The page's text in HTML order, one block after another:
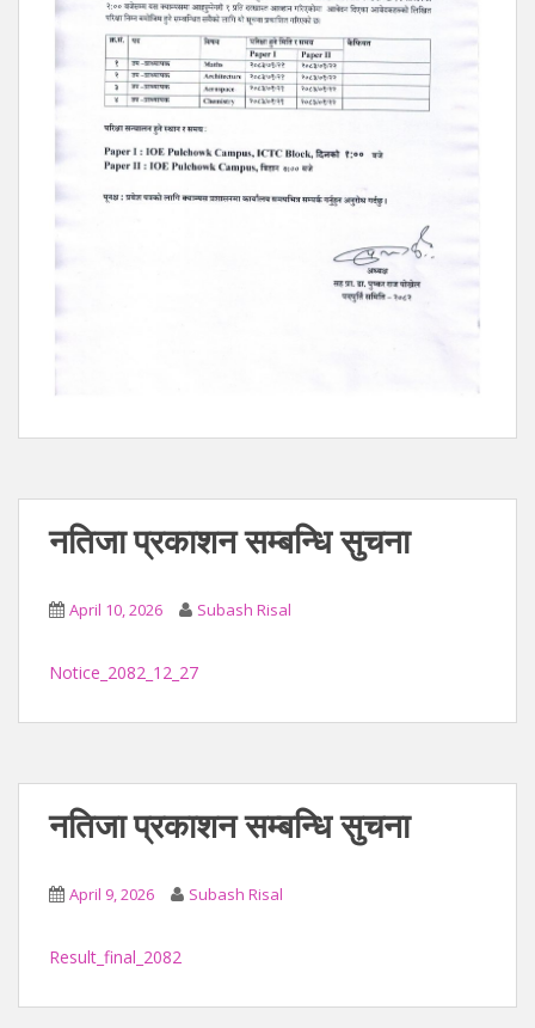
नतिजा प्रकाशन सम्बन्धि सुचना
April 10, 2026 Subash Risal
Notice_2082_12_27
नतिजा प्रकाशन सम्बन्धि सुचना
April 9, 2026 Subash Risal
Result_final_2082